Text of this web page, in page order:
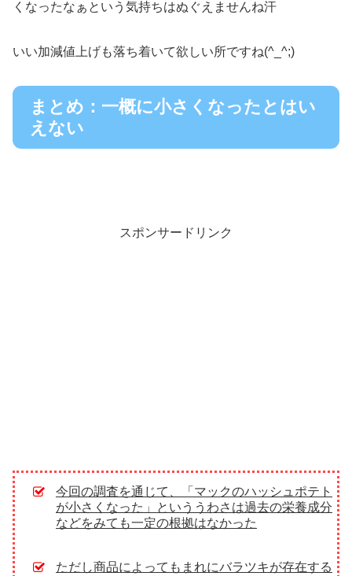
くなったなぁという気持ちはぬぐえませんね汗
いい加減値上げも落ち着いて欲しい所ですね(^_^;)
まとめ：一概に小さくなったとはい
えない
スポンサードリンク
今回の調査を通じて、「マックのハッシュポテト
が小さくなった」といううわさは過去の栄養成分
などをみても一定の根拠はなかった
ただし商品によってもまれにバラツキが存在する